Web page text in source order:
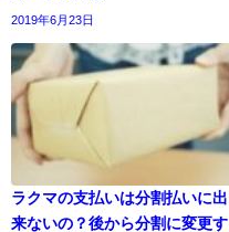
2019年6月23日
ラクマの支払いは分割払いに出
来ないの？後から分割に変更す